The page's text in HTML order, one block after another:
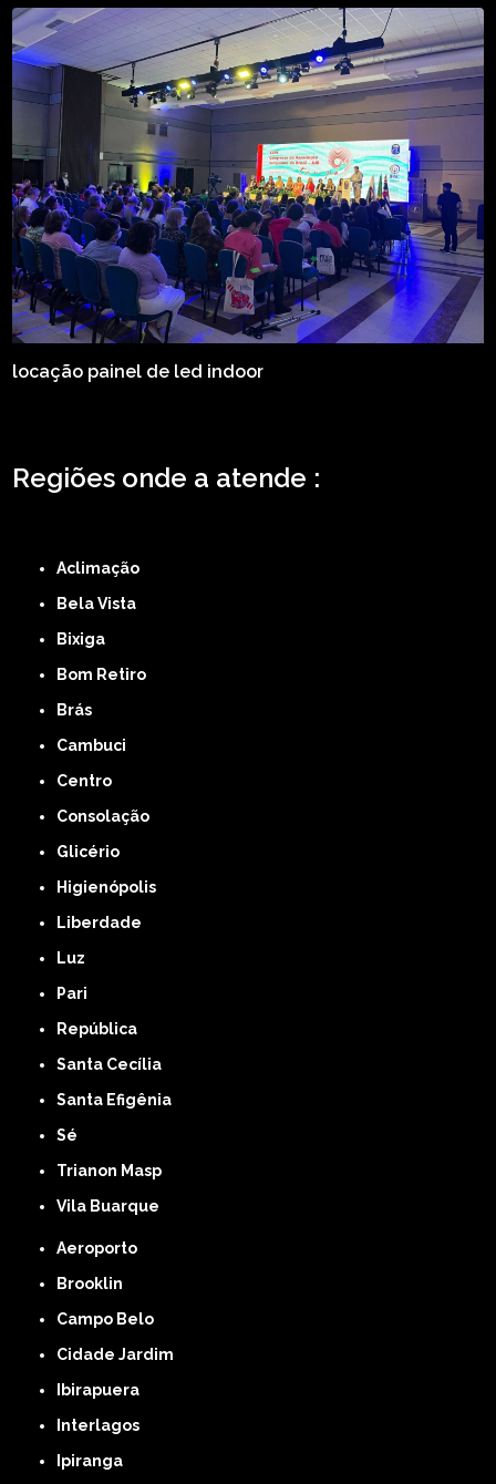
locação painel de led indoor
Regiões onde a atende :
Aclimação
Bela Vista
Bixiga
Bom Retiro
Brás
Cambuci
Centro
Consolação
Glicério
Higienópolis
Liberdade
Luz
Pari
República
Santa Cecília
Santa Efigênia
Sé
Trianon Masp
Vila Buarque
Aeroporto
Brooklin
Campo Belo
Cidade Jardim
Ibirapuera
Interlagos
Ipiranga